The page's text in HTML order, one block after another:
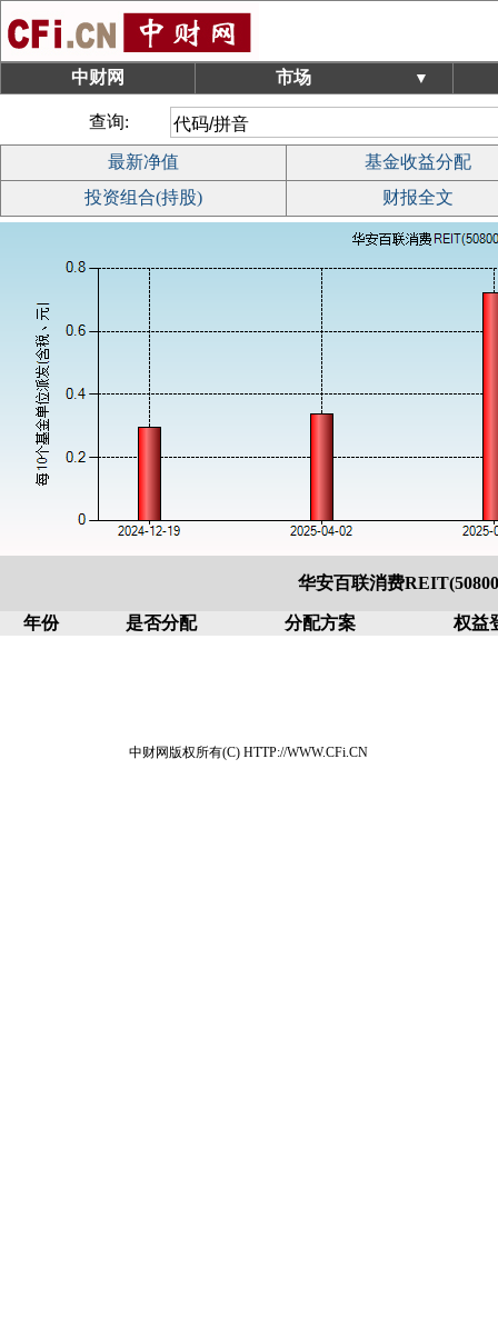
中财网 市场 ▼
查询:
最新净值
基金收益分配
投资组合(持股)
财报全文
华安百联消费
年份 是否分配 分配方案 权益
中财网版权所有(C) HTTP://WWW.CFi.CN